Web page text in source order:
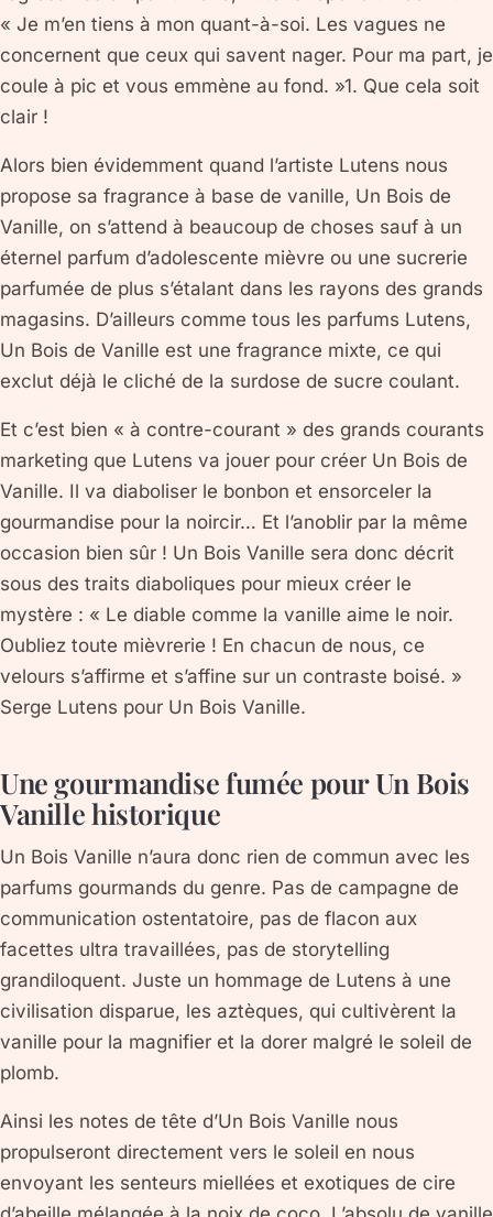
« Je m’en tiens à mon quant-à-soi. Les vagues ne
concernent que ceux qui savent nager. Pour ma part, je
coule à pic et vous emmène au fond. »1. Que cela soit
clair !
Alors bien évidemment quand l’artiste Lutens nous
propose sa fragrance à base de vanille, Un Bois de
Vanille, on s’attend à beaucoup de choses sauf à un
éternel parfum d’adolescente mièvre ou une sucrerie
parfumée de plus s’étalant dans les rayons des grands
magasins. D’ailleurs comme tous les parfums Lutens,
Un Bois de Vanille est une fragrance mixte, ce qui
exclut déjà le cliché de la surdose de sucre coulant.
Et c’est bien « à contre-courant » des grands courants
marketing que Lutens va jouer pour créer Un Bois de
Vanille. Il va diaboliser le bonbon et ensorceler la
gourmandise pour la noircir… Et l’anoblir par la même
occasion bien sûr ! Un Bois Vanille sera donc décrit
sous des traits diaboliques pour mieux créer le
mystère : « Le diable comme la vanille aime le noir.
Oubliez toute mièvrerie ! En chacun de nous, ce
velours s’affirme et s’affine sur un contraste boisé. »
Serge Lutens pour Un Bois Vanille.
Une gourmandise fumée pour Un Bois
Vanille historique
Un Bois Vanille n’aura donc rien de commun avec les
parfums gourmands du genre. Pas de campagne de
communication ostentatoire, pas de flacon aux
facettes ultra travaillées, pas de storytelling
grandiloquent. Juste un hommage de Lutens à une
civilisation disparue, les aztèques, qui cultivèrent la
vanille pour la magnifier et la dorer malgré le soleil de
plomb.
Ainsi les notes de tête d’Un Bois Vanille nous
propulseront directement vers le soleil en nous
envoyant les senteurs miellées et exotiques de cire